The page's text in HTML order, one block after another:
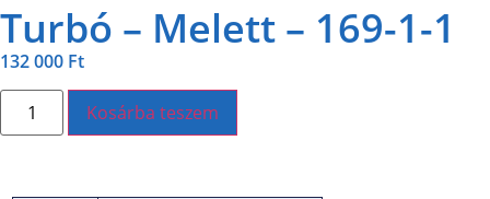
Turbó – Melett – 169-1-1
132 000 Ft
Kosárba teszem